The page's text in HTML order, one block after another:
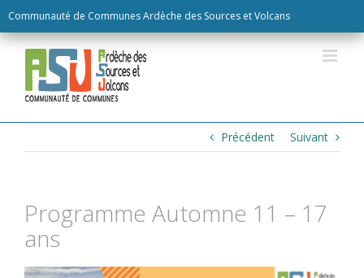
Communauté de Communes Ardèche des Sources et Volcans
to
content
Précédent Suivant
Programme Automne 11 – 17
ans